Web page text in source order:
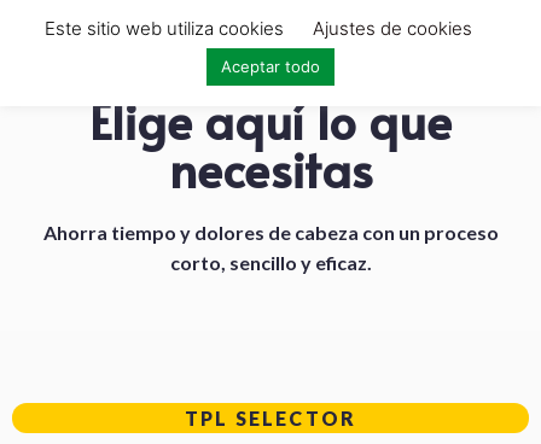
Elige aquí lo que
necesitas
Ahorra tiempo y dolores de cabeza con un proceso
corto, sencillo y eficaz.
TPL SELECTOR
Este sitio web utiliza cookies Ajustes de cookies
Aceptar todo